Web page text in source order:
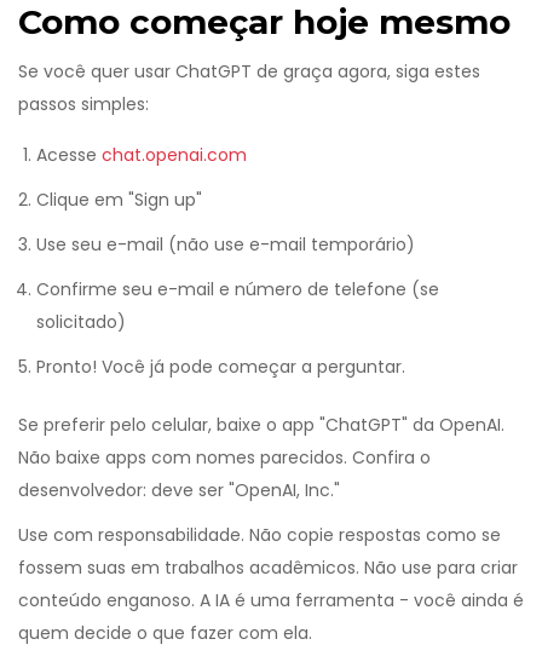
Como começar hoje mesmo
Se você quer usar ChatGPT de graça agora, siga estes
passos simples:
Acesse chat.openai.com
Clique em "Sign up"
Use seu e-mail (não use e-mail temporário)
Confirme seu e-mail e número de telefone (se
solicitado)
Pronto! Você já pode começar a perguntar.
Se preferir pelo celular, baixe o app "ChatGPT" da OpenAI.
Não baixe apps com nomes parecidos. Confira o
desenvolvedor: deve ser "OpenAI, Inc."
Use com responsabilidade. Não copie respostas como se
fossem suas em trabalhos acadêmicos. Não use para criar
conteúdo enganoso. A IA é uma ferramenta - você ainda é
quem decide o que fazer com ela.